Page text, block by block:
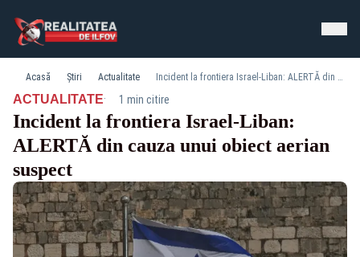
Acasă Știri Actualitate Incident la frontiera Israel-Liban: ALERTĂ din cauza unui obiect aerian suspect
ACTUALITATE· 1 min citire
Incident la frontiera Israel-Liban:
ALERTĂ din cauza unui obiect aerian
suspect